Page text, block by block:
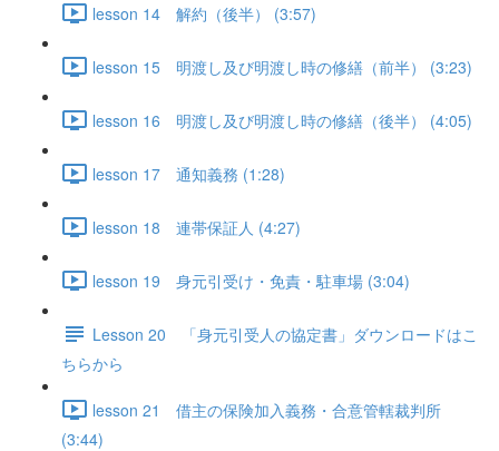
lesson 14 解約（後半） (3:57)
lesson 15 明渡し及び明渡し時の修繕（前半） (3:23)
lesson 16 明渡し及び明渡し時の修繕（後半） (4:05)
lesson 17 通知義務 (1:28)
lesson 18 連帯保証人 (4:27)
lesson 19 身元引受け・免責・駐車場 (3:04)
Lesson 20 「身元引受人の協定書」ダウンロードはこ
ちらから
lesson 21 借主の保険加入義務・合意管轄裁判所
(3:44)